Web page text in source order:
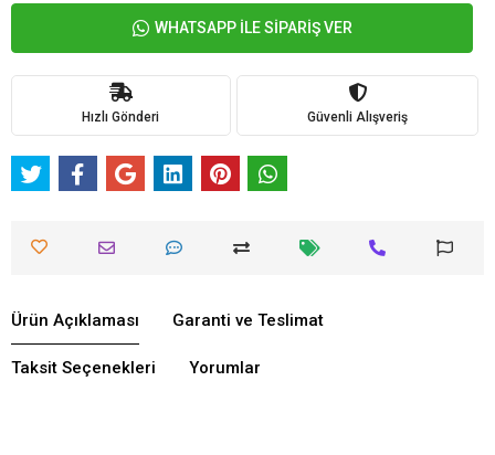
WHATSAPP İLE SİPARİŞ VER
Hızlı Gönderi Güvenli Alışveriş
Ürün Açıklaması Garanti ve Teslimat
Taksit Seçenekleri Yorumlar